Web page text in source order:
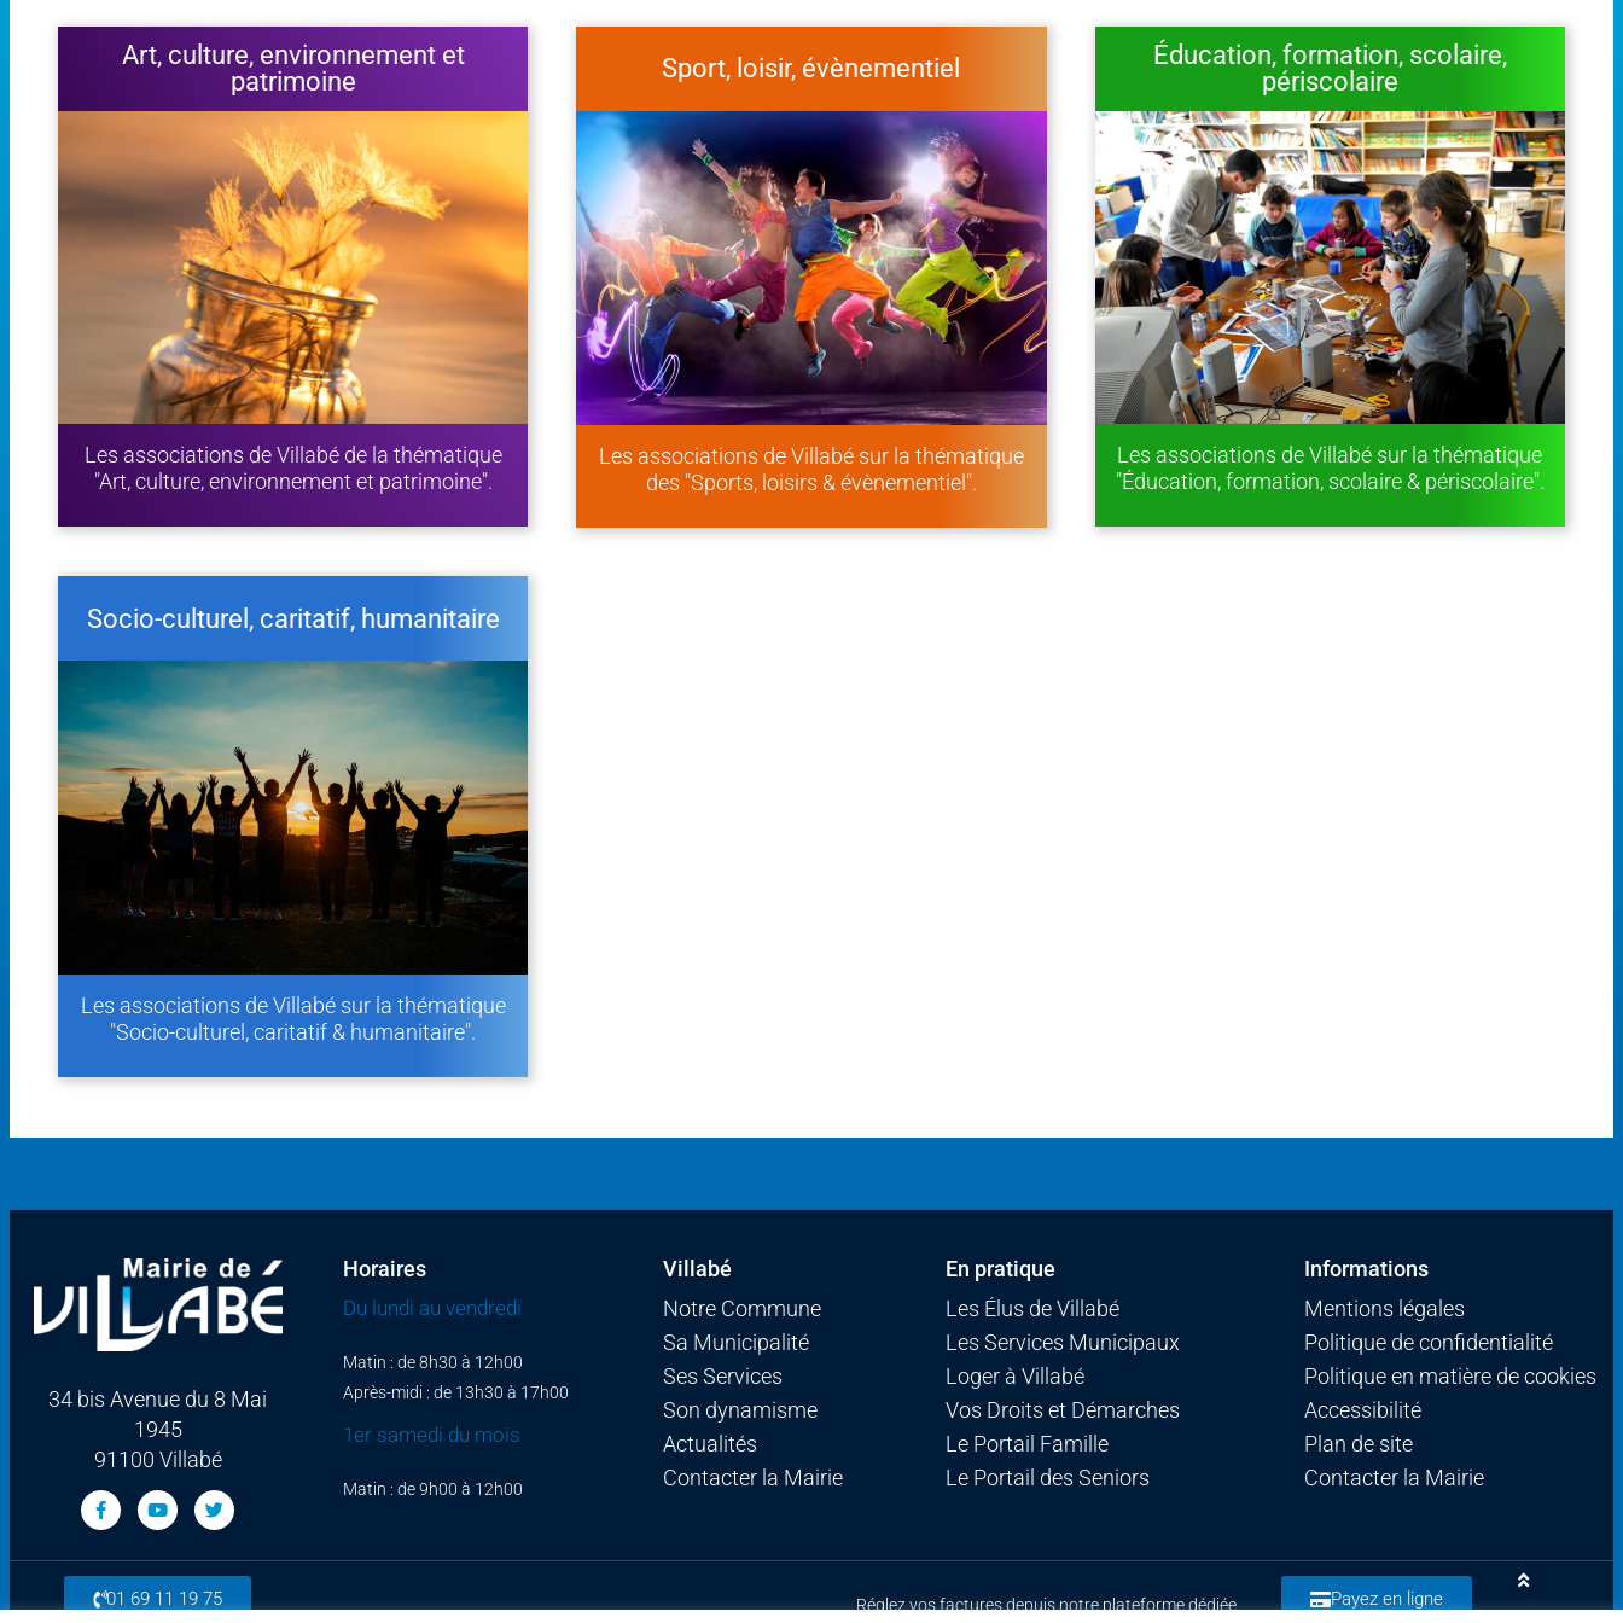
Art, culture, environnement et
patrimoine
Les associations de Villabé de la thématique
"Art, culture, environnement et patrimoine".
Sport, loisir, évènementiel
Les associations de Villabé sur la thématique
des "Sports, loisirs & évènementiel".
Éducation, formation, scolaire,
périscolaire
Les associations de Villabé sur la thématique
"Éducation, formation, scolaire & périscolaire".
Socio-culturel, caritatif, humanitaire
Les associations de Villabé sur la thématique
"Socio-culturel, caritatif & humanitaire".
34 bis Avenue du 8 Mai
1945
91100 Villabé
Horaires
Du lundi au vendredi
Matin : de 8h30 à 12h00
Après-midi : de 13h30 à 17h00
1er samedi du mois
Matin : de 9h00 à 12h00
Villabé
Notre Commune
Sa Municipalité
Ses Services
Son dynamisme
Actualités
Contacter la Mairie
En pratique
Les Élus de Villabé
Les Services Municipaux
Loger à Villabé
Vos Droits et Démarches
Le Portail Famille
Le Portail des Seniors
Informations
Mentions légales
Politique de confidentialité
Politique en matière de cookies
Accessibilité
Plan de site
Contacter la Mairie
01 69 11 19 75 Réglez vos factures depuis notre plateforme dédiée Payez en ligne